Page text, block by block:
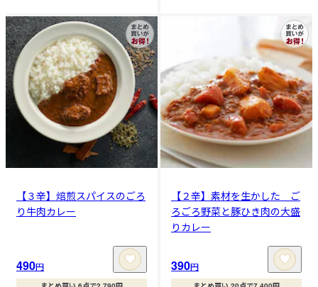
【３辛】焙煎スパイスのごろ
り牛肉カレー
490円
【２辛】素材を生かした ご
ろごろ野菜と豚ひき肉の大盛
りカレー
390円